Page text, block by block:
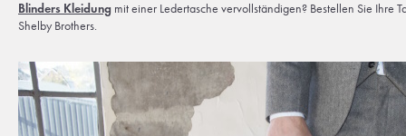
Blinders Kleidung mit einer Ledertasche vervollständigen? Bestellen Sie Ihre
Shelby Brothers.